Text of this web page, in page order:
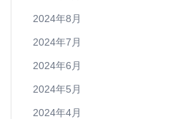
2024年8月
2024年7月
2024年6月
2024年5月
2024年4月